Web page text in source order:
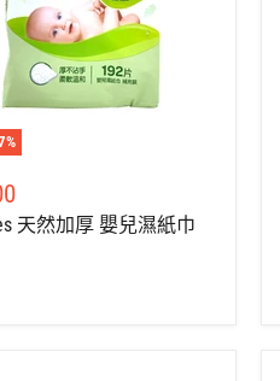
%
天然加厚 嬰兒濕紙巾